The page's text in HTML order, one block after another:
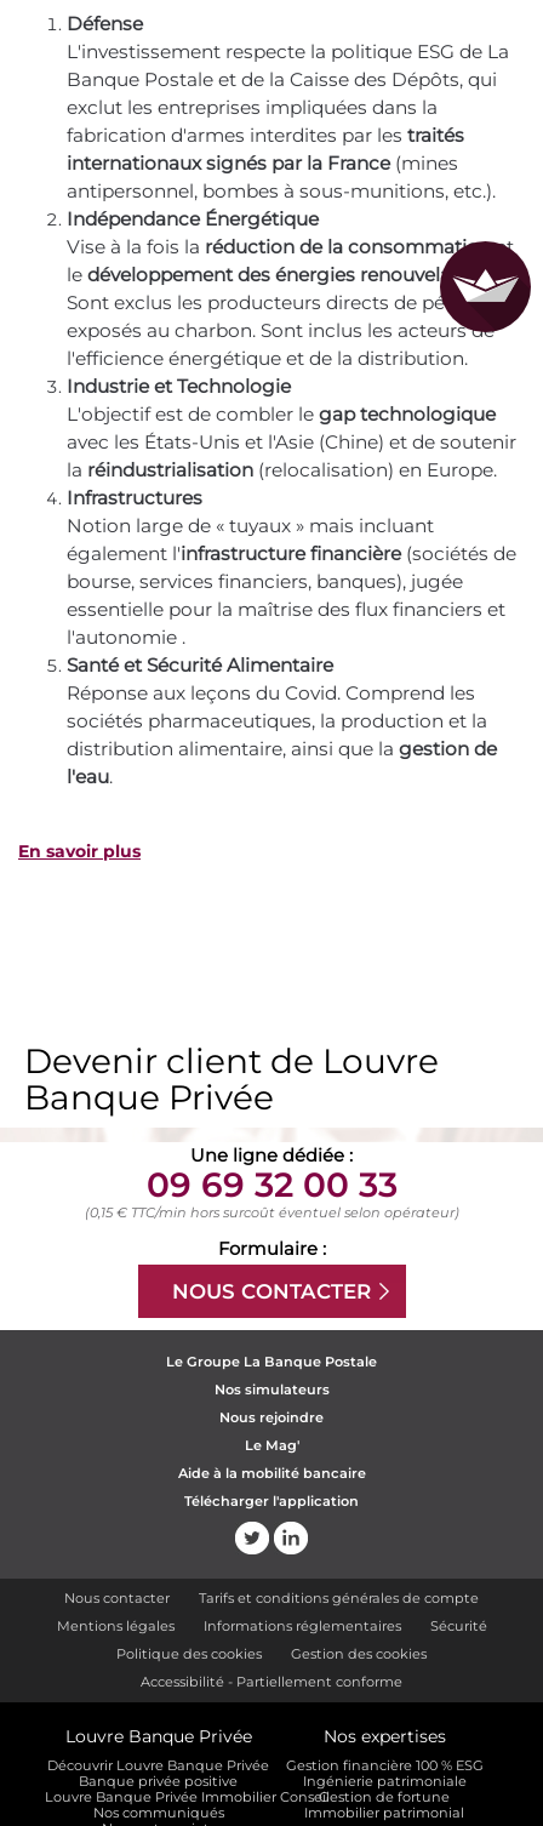
Défense
L'investissement respecte la politique ESG de La
Banque Postale et de la Caisse des Dépôts, qui
exclut les entreprises impliquées dans la
fabrication d'armes interdites par les traités
internationaux signés par la France(mines
antipersonnel, bombes à sous-munitions, etc.).
Indépendance Énergétique
Vise à la fois la réduction de la consommationet
le développement des énergies renouvelables.
Sont exclus les producteurs directs de pétrole ou
exposés au charbon. Sont inclus les acteurs de
l'efficience énergétique et de la distribution.
Industrie et Technologie
L'objectif est de combler le gap technologique
avec les États-Unis et l'Asie (Chine) et de soutenir
la réindustrialisation (relocalisation) en Europe.
Infrastructures
Notion large de « tuyaux » mais incluant
également l'infrastructure financière(sociétés de
bourse, services financiers, banques), jugée
essentielle pour la maîtrise des flux financiers et
l'autonomie .
Santé et Sécurité Alimentaire
Réponse aux leçons du Covid. Comprend les
sociétés pharmaceutiques, la production et la
distribution alimentaire, ainsi que la gestion de
l'eau.
En savoir plus
Devenir client de Louvre
Banque Privée
Une ligne dédiée :
09 69 32 00 33
(0,15 € TTC/min hors surcoût éventuel selon opérateur)
Formulaire :
NOUS CONTACTER
Le Groupe La Banque Postale
Nos simulateurs
Nous rejoindre
Le Mag'
Aide à la mobilité bancaire
Télécharger l'application
Nous contacter
Tarifs et conditions générales de compte
Mentions légales
Informations réglementaires
Sécurité
Politique des cookies
Gestion des cookies
Accessibilité - Partiellement conforme
Louvre Banque Privée
Découvrir Louvre Banque Privée
Banque privée positive
Louvre Banque Privée Immobilier Conseil
Nos communiqués
Nos expertises
Gestion financière 100 % ESG
Ingénierie patrimoniale
Gestion de fortune
Immobilier patrimonial